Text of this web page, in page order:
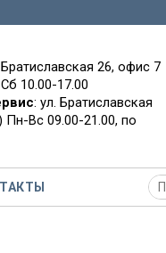
26, офис 7
10.00-17.00
: ул. Братиславская
Вс 09.00-21.00, по